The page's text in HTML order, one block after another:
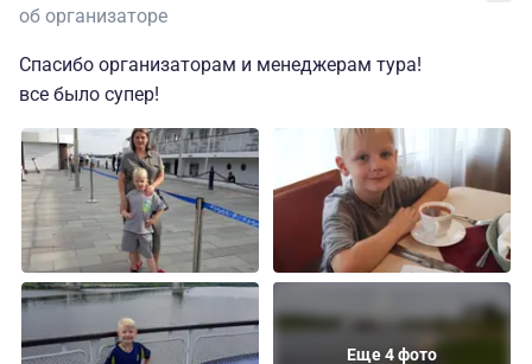
об организаторе
Спасибо организаторам и менеджерам тура!
все было супер!
Еще 4 фото